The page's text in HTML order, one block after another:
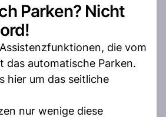
Parken? Nicht
die vom
automatische Parken.
hier um das seitliche
nur wenige diese